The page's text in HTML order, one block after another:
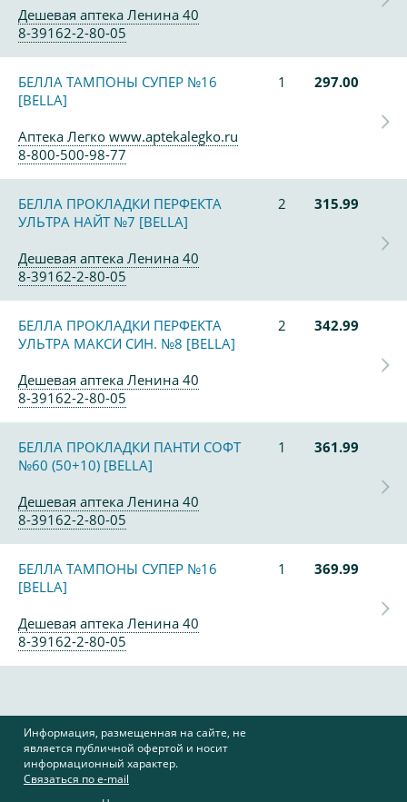
Дешевая аптека Ленина 40
8-39162-2-80-05
БЕЛЛА ТАМПОНЫ СУПЕР №16
[BELLA]
1 297.00
Аптека Легко www.aptekalegko.ru
8-800-500-98-77
БЕЛЛА ПРОКЛАДКИ ПЕРФЕКТА
УЛЬТРА НАЙТ №7 [BELLA]
2 315.99
Дешевая аптека Ленина 40
8-39162-2-80-05
БЕЛЛА ПРОКЛАДКИ ПЕРФЕКТА
УЛЬТРА МАКСИ СИН. №8 [BELLA]
2 342.99
Дешевая аптека Ленина 40
8-39162-2-80-05
БЕЛЛА ПРОКЛАДКИ ПАНТИ СОФТ
№60 (50+10) [BELLA]
1 361.99
Дешевая аптека Ленина 40
8-39162-2-80-05
БЕЛЛА ТАМПОНЫ СУПЕР №16
[BELLA]
1 369.99
Дешевая аптека Ленина 40
8-39162-2-80-05
Информация, размещенная на сайте, не
является публичной офертой и носит
информационный характер.
Связаться по e-mail